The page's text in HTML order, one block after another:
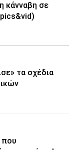
κάνναβη σε
τα σχέδια
που